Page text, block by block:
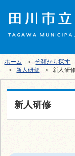
ホーム ＞分類から探す
＞新人研修 ＞ 新人研
新人研修